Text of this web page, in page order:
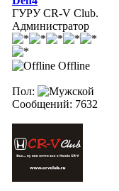
ГУРУ CR-V Club.
Администратор
Offline
Пол:
Сообщений: 7632